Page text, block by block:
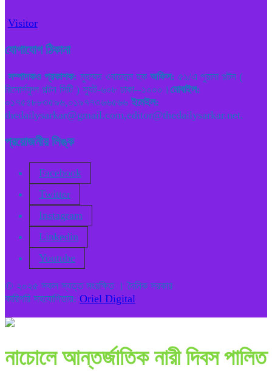
Visitor
যোগাযোগ ঠিকানা
সম্পাদকও প্রকাশক: মুহম্মদ ওবায়দুল হক অফিস: ৫১/এ পুরানা পল্টন (
রিসোর্সফুল পল্টন সিটি ) স্যুট-৬০৮ ঢাকা--১০০০। মোবাইল:
০১৭৫৫৮৮৩৫৯৬,০১৯৭৭৩৬৬৫৬৬ ইমেইল:
thedailysarkar@gmail.com,editor@thedailysarkar.net.
প্রয়োজনীয় লিঙ্ক
Facebook
Twitter
Instagram
Linkedin
Youtube
© ২০২৫ সকল স্বত্ত সংরক্ষিত । দৈনিক সরকার
কারিগরি সহযোগিতায়: Oriel Digital
নাচোলে আন্তর্জাতিক নারী দিবস পালিত